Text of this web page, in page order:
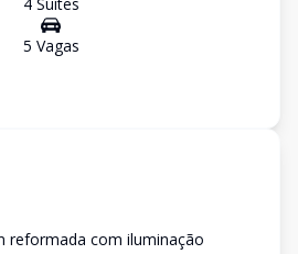
5 Vagas
reformada com iluminação